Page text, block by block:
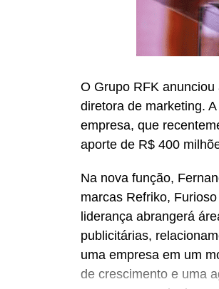
O Grupo RFK
diretora de marketing.
empresa, que
aporte de R$ 400
Na nova função,
marcas Refriko,
liderança abrangerá
publicitárias,
uma empresa em um
de crescimento e uma